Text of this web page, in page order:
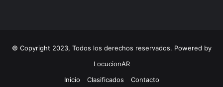
© Copyright 2023, Todos los derechos reservados. Powered by
LocucionAR
Inicio
Clasificados Contacto